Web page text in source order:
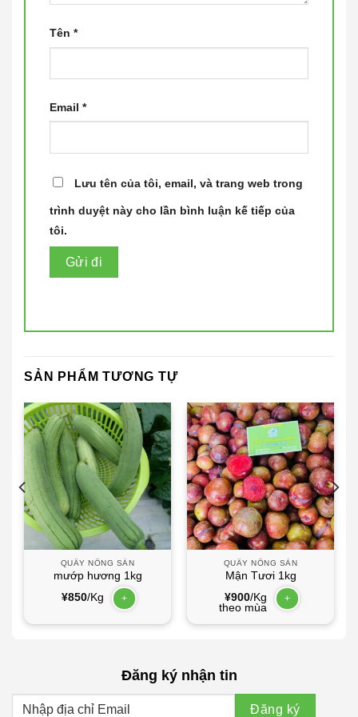
Tên *
Email *
Lưu tên của tôi, email, và trang web trong
trình duyệt này cho lần bình luận kế tiếp của
tôi.
SẢN PHẨM TƯƠNG TỰ
QUẦY NÔNG SẢN
mướp hương 1kg
¥850/Kg +
QUẦY NÔNG SẢN
Mận Tươi 1kg
¥900/Kg
theo mùa
+
Đăng ký nhận tin